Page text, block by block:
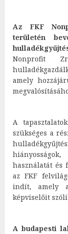
Az FKF
területén
Nonprofit
amely
A
szükséges a
használatát és
az FKF
indít, amely
képviselőit
A budapesti